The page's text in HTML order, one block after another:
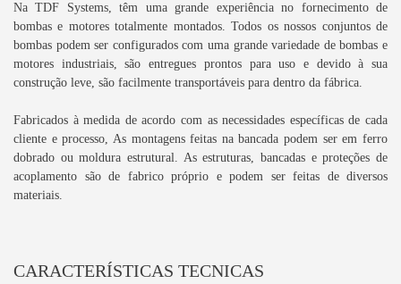
Na TDF Systems, têm uma grande experiência no fornecimento de
bombas e motores totalmente montados. Todos os nossos conjuntos de
bombas podem ser configurados com uma grande variedade de bombas e
motores industriais, são entregues prontos para uso e devido à sua
construção leve, são facilmente transportáveis ​​para dentro da fábrica.
Fabricados à medida de acordo com as necessidades específicas de cada
cliente e processo, As montagens feitas na bancada podem ser em ferro
dobrado ou moldura estrutural. As estruturas, bancadas e proteções de
acoplamento são de fabrico próprio e podem ser feitas de diversos
materiais.
CARACTERÍSTICAS TECNICAS